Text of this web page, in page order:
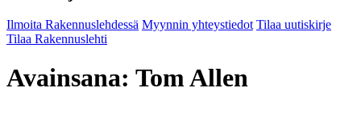
Ilmoita Rakennuslehdessä Myynnin yhteystiedot Tilaa uutiskirje
Tilaa Rakennuslehti
Avainsana: Tom Allen